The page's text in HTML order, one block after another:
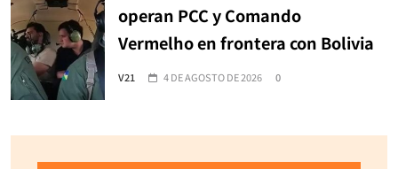
operan PCC y Comando
Vermelho en frontera con Bolivia
V21 4 DE AGOSTO DE 2026 0